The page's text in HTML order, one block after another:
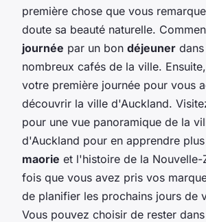
première chose que vous
doute sa beauté naturelle.
journée par un bon déjeuner
nombreux cafés de la ville.
votre première journée pour vous
découvrir la ville d'Auckland.
pour une vue panoramique de la
d'Auckland pour en apprendre
maorie et l'histoire de la Nouvelle-
fois que vous avez pris vos
de planifier les prochains jours de
Vous pouvez choisir de rester